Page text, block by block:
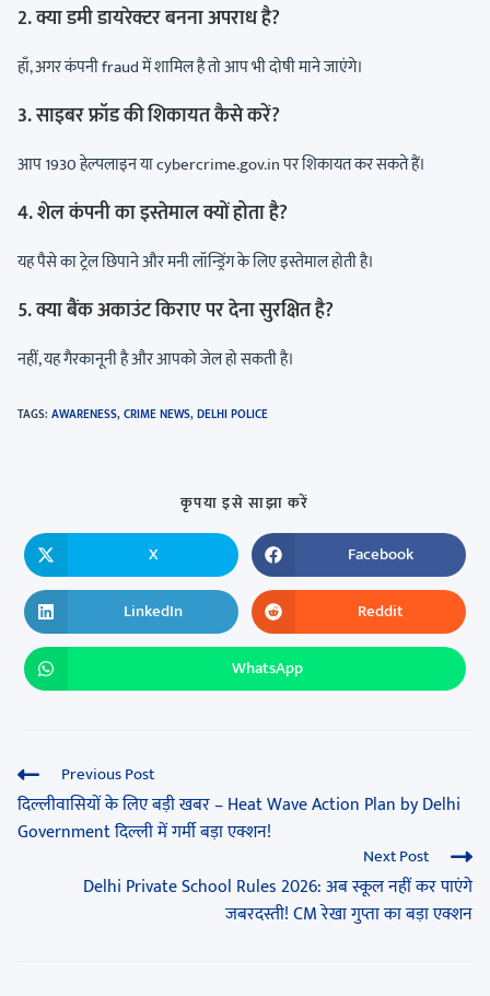
2. क्या डमी डायरेक्टर बनना अपराध है?
हाँ, अगर कंपनी fraud में शामिल है तो आप भी दोषी माने जाएंगे।
3. साइबर फ्रॉड की शिकायत कैसे करें?
आप 1930 हेल्पलाइन या cybercrime.gov.in पर शिकायत कर सकते हैं।
4. शेल कंपनी का इस्तेमाल क्यों होता है?
यह पैसे का ट्रेल छिपाने और मनी लॉन्ड्रिंग के लिए इस्तेमाल होती है।
5. क्या बैंक अकाउंट किराए पर देना सुरक्षित है?
नहीं, यह गैरकानूनी है और आपको जेल हो सकती है।
TAGS: AWARENESS,CRIME NEWS,DELHI POLICE
कृपया इसे साझा करें
X Facebook
LinkedIn Reddit
WhatsApp
Previous Post
दिल्लीवासियों के लिए बड़ी खबर – Heat Wave Action Plan by Delhi
Government दिल्ली में गर्मी बड़ा एक्शन!
Next Post
Delhi Private School Rules 2026: अब स्कूल नहीं कर पाएंगे
जबरदस्ती! CM रेखा गुप्ता का बड़ा एक्शन